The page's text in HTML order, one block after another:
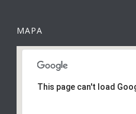
MAPA
This page can't load